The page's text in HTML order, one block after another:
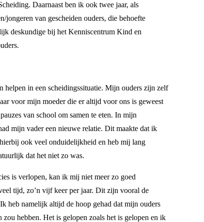
Daarnaast ben ik ook twee jaar, als
van gescheiden ouders, die behoefte
deskundige bij het Kenniscentrum Kind en
helpen in een scheidingssituatie. Mijn ouders zijn zelf
voor mijn moeder die er altijd voor ons is geweest
van school om samen te eten. In mijn
mijn vader een nieuwe relatie. Dit maakte dat ik
ook veel onduidelijkheid en heb mij lang
dat het niet zo was.
is verlopen, kan ik mij niet meer zo goed
tijd, zo’n vijf keer per jaar. Dit zijn vooral de
heb namelijk altijd de hoop gehad dat mijn ouders
hebben. Het is gelopen zoals het is gelopen en ik